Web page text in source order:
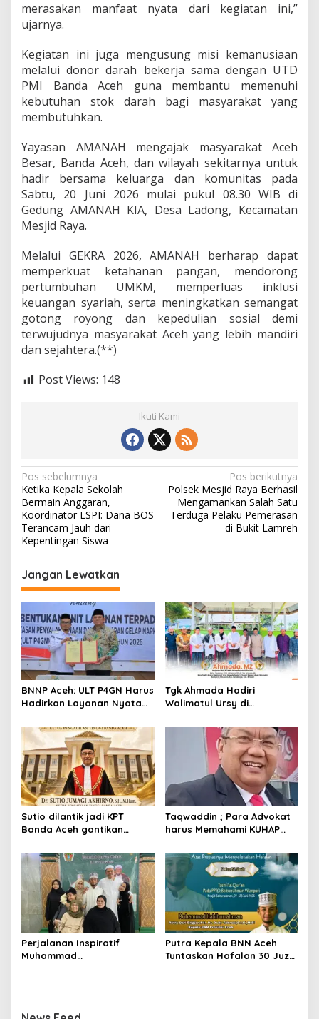
merasakan manfaat nyata dari kegiatan ini,”
ujarnya.
Kegiatan ini juga mengusung misi kemanusiaan
melalui donor darah bekerja sama dengan UTD
PMI Banda Aceh guna membantu memenuhi
kebutuhan stok darah bagi masyarakat yang
membutuhkan.
Yayasan AMANAH mengajak masyarakat Aceh
Besar, Banda Aceh, dan wilayah sekitarnya untuk
hadir bersama keluarga dan komunitas pada
Sabtu, 20 Juni 2026 mulai pukul 08.30 WIB di
Gedung AMANAH KIA, Desa Ladong, Kecamatan
Mesjid Raya.
Melalui GEKRA 2026, AMANAH berharap dapat
memperkuat ketahanan pangan, mendorong
pertumbuhan UMKM, memperluas inklusi
keuangan syariah, serta meningkatkan semangat
gotong royong dan kepedulian sosial demi
terwujudnya masyarakat Aceh yang lebih mandiri
dan sejahtera.(**)
Post Views: 148
Ikuti Kami
N
a
v
i
a
s
i
p
o
s
Pos sebelumnya
Ketika Kepala Sekolah
Bermain Anggaran,
Koordinator LSPI: Dana BOS
Terancam Jauh dari
Kepentingan Siswa
Pos berikutnya
Polsek Mesjid Raya Berhasil
Mengamankan Salah Satu
Terduga Pelaku Pemerasan
di Bukit Lamreh
Jangan Lewatkan
BNNP Aceh: ULT P4GN Harus
Hadirkan Layanan Nyata
Subulussalam
Tgk Ahmada Hadiri
Walimatul Ursy di
Silaturahmi dengan
Masyarakat
Sutio dilantik jadi KPT
Banda Aceh gantikan
sebagai KPT Banjarmasin
Taqwaddin ; Para Advokat
harus Memahami KUHAP
Perjalanan Inspiratif
Muhammad
Putra Kepala BNN Aceh
Tuntaskan Hafalan 30 Juz